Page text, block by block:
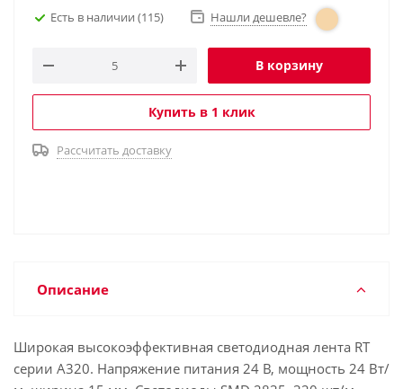
Есть в наличии (115) Нашли дешевле?
В корзину
Купить в 1 клик
Рассчитать доставку
Описание
Широкая высокоэффективная светодиодная лента RT
серии A320. Напряжение питания 24 В, мощность 24 Вт/